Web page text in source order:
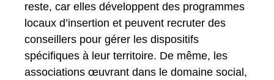
reste, car elles développent des programmes
locaux d’insertion et peuvent recruter des
conseillers pour gérer les dispositifs
spécifiques à leur territoire. De même, les
associations œuvrant dans le domaine social,